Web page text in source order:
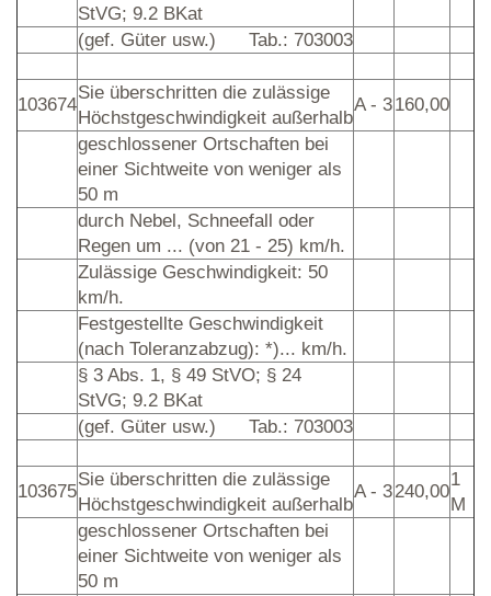
StVG; 9.2 BKat
(gef. Güter usw.) Tab.: 703003
103674
Sie überschritten die zulässige
Höchstgeschwindigkeit außerhalb
A - 3160,00
geschlossener Ortschaften bei
einer Sichtweite von weniger als
50 m
durch Nebel, Schneefall oder
Regen um ... (von 21 - 25) km/h.
Zulässige Geschwindigkeit: 50
km/h.
Festgestellte Geschwindigkeit
(nach Toleranzabzug): *)... km/h.
§ 3 Abs. 1, § 49 StVO; § 24
StVG; 9.2 BKat
(gef. Güter usw.) Tab.: 703003
103675
Sie überschritten die zulässige
Höchstgeschwindigkeit außerhalb
A - 3240,00
1
M
geschlossener Ortschaften bei
einer Sichtweite von weniger als
50 m